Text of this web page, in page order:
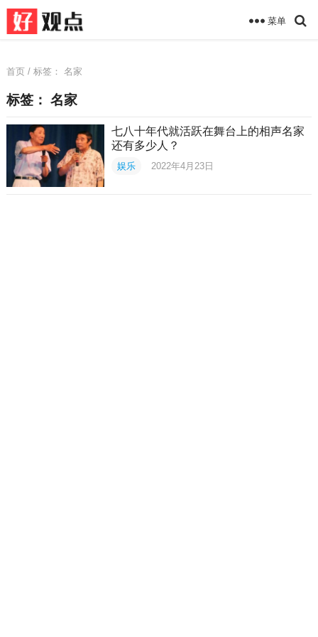
菜单
首页/ 标签： 名家
标签： 名家
七八十年代就活跃在舞台上的相声名家
还有多少人？
娱乐 2022年4月23日